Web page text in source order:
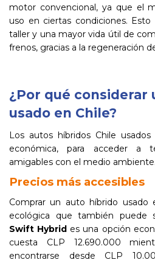
motor convencional, ya que el
uso en ciertas condiciones.
taller y una mayor vida útil de
frenos, gracias a la regeneración
¿Por qué considerar
usado en Chile?
Los autos híbridos Chile
económica, para acceder a
amigables con el medio
Precios más accesibles
Comprar un auto híbrido usado
ecológica que también puede
Swift Hybrid es una opción
cuesta CLP 12.690.000
encontrarse desde CLP